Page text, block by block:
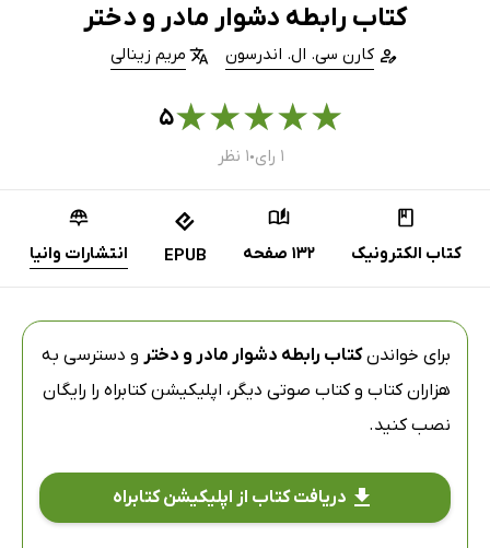
کتاب رابطه‌ دشوار مادر و دختر
کارن سی. ال. اندرسون مریم زینالی
★
★
★
★
★۵
۱ رای ● ۱ نظر
کتاب الکترونیک 132 صفحه EPUB انتشارات وانیا
برای خواندنکتاب رابطه‌ دشوار مادر و دختر و دسترسی به
هزاران کتاب و کتاب صوتی دیگر، اپلیکیشن کتابراه را رایگان
نصب کنید.
دریافت کتاب از اپلیکیشن کتابراه